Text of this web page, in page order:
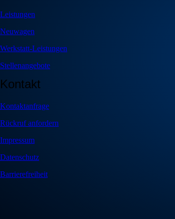
Leistungen
Neuwagen
Werkstatt-Leistungen
Stellenangebote
Kontakt
Kontaktanfrage
Rückruf anfordern
Impressum
Datenschutz
Barrierefreiheit